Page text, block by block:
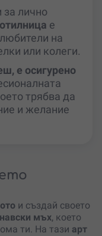
за лично
е
на
или колеги.
е осигурено
трябва да
и желание
и създай своето
мъх, което
ти. На тази арт